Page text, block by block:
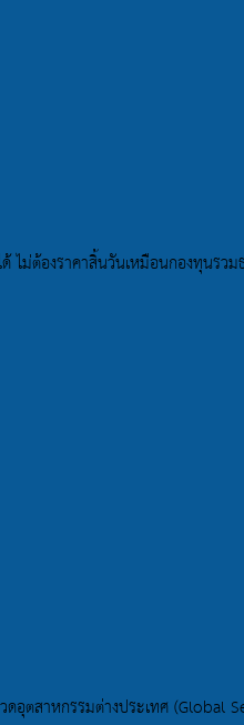
ม่ต้องราคาสิ้นวันเหมือนกองทุนรว
ตสาหกรรมต่างประเทศ (Global